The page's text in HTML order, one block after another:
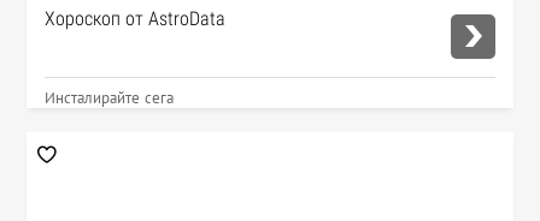
Хороскоп от AstroData
Инсталирайте сега